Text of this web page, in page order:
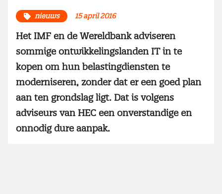
nieuws 15 april 2016
Het IMF en de Wereldbank adviseren
sommige ontwikkelingslanden IT in te
kopen om hun belastingdiensten te
moderniseren, zonder dat er een goed plan
aan ten grondslag ligt. Dat is volgens
adviseurs van HEC een onverstandige en
onnodig dure aanpak.